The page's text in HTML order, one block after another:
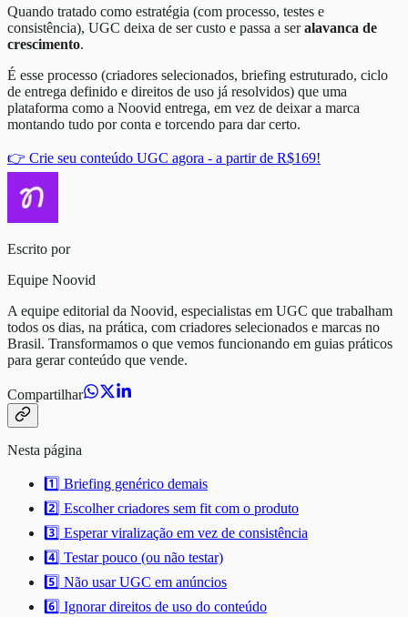
Quando tratado como estratégia (com processo, testes e
consistência), UGC deixa de ser custo e passa a seralavanca de
crescimento.
É esse processo (criadores selecionados, briefing estruturado, ciclo
de entrega definido e direitos de uso já resolvidos) que uma
plataforma como a Noovid entrega, em vez de deixar a marca
montando tudo por conta e torcendo para dar certo.
👉 Crie seu conteúdo UGC agora - a partir de R$169!
Escrito por
Equipe Noovid
A equipe editorial da Noovid, especialistas em UGC que trabalham
todos os dias, na prática, com criadores selecionados e marcas no
Brasil. Transformamos o que vemos funcionando em guias práticos
para gerar conteúdo que vende.
Compartilhar
Nesta página
1️⃣ Briefing genérico demais
2️⃣ Escolher criadores sem fit com o produto
3️⃣ Esperar viralização em vez de consistência
4️⃣ Testar pouco (ou não testar)
5️⃣ Não usar UGC em anúncios
6️⃣ Ignorar direitos de uso do conteúdo